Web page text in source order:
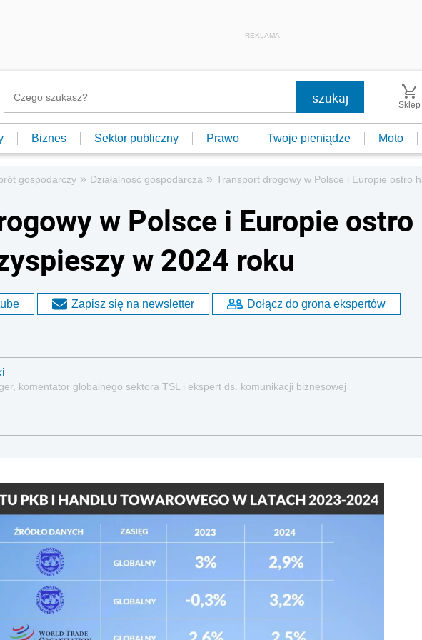
REKLAMA
Sklep
Biznes Sektor publiczny Prawo Twoje pieniądze Moto
gospodarczy » Działalność gospodarcza » Transport drogowy w Polsce i Europie ostro
w Polsce i Europie ostro
w 2024 roku
Zapisz się na newsletter Dołącz do grona ekspertów
komentator globalnego sektora TSL i ekspert ds. komunikacji biznesowej